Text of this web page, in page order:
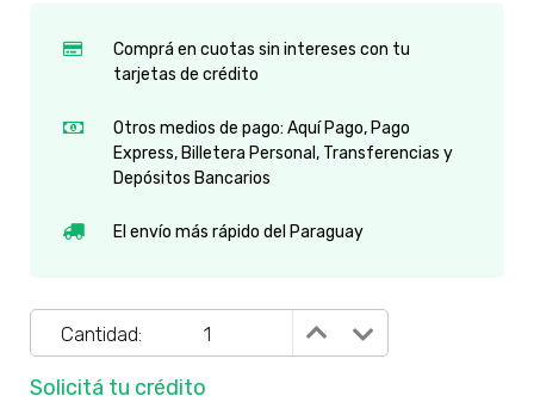
Comprá en cuotas sin intereses con tu
tarjetas de crédito
Otros medios de pago: Aquí Pago, Pago
Express, Billetera Personal, Transferencias y
Depósitos Bancarios
El envío más rápido del Paraguay
Cantidad:
Solicitá tu crédito